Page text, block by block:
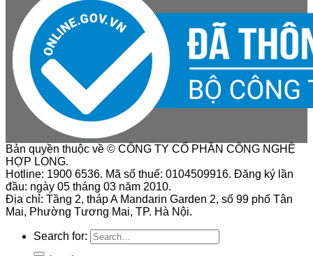
Bản quyền thuộc về © CÔNG TY CỔ PHẦN CÔNG NGHỆ
HỢP LONG.
Hotline: 1900 6536. Mã số thuế: 0104509916. Đăng ký lần
đầu: ngày 05 tháng 03 năm 2010.
Địa chỉ: Tầng 2, tháp A Mandarin Garden 2, số 99 phố Tân
Mai, Phường Tương Mai, TP. Hà Nội.
Search for: